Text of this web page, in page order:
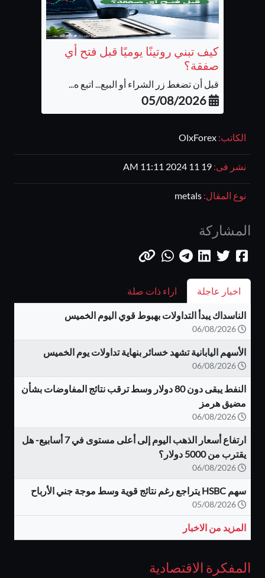
الكاتب:
نشر فى:
نوع المقال:
المشاركة
اخبار عاجلة اراء ذات صلة
الناسداك يبدأ التداولات بهبوط قوي اليوم الخميس
الأسهم اليابانية تشهد خسائر بنهاية تداولات يوم الخميس
النفط يبقى دون 80 دولار وسط ترقب نتائج المفاوضات بشأن
مضيق هرمز
ارتفاع أسعار الذهب اليوم إلى أعلى مستوى في 7 أسابيع- هل
يقترب من 5000 دولار؟
سهم HSBC يتراجع رغم نتائج قوية وسط موجة جني الأرباح
المزيد من الاخبار
المفكرة الاقتصادية
كيف تبني روتينًا يوميًا قبل فتح أي
صفقة؟
قبل أن تضغط زر الشراء أو البيع... اتبع ه...
05/08/2026